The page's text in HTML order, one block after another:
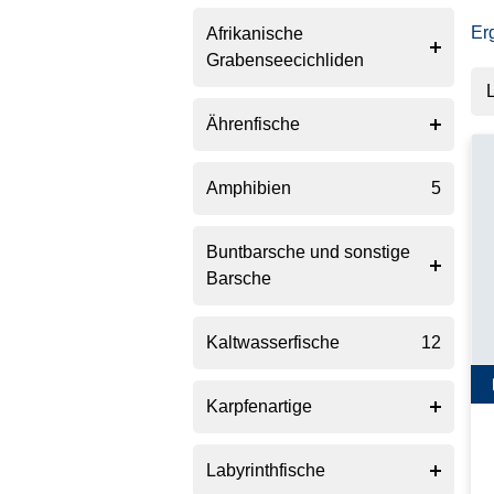
Afrikanische
Grabenseecichliden
Malawicichliden Non-
Tanganjikacichliden
Ährenfische
Regenbogenfische 20
Blauaugen
Amphibien 5
Buntbarsche und sonstige
Barsche
Erdfresser 26
Hechtbuntbarschartige 8
Westafrikanische
Kaltwasserfische 12
Karpfenartige
Bärblinge 55
Labyrinthfische